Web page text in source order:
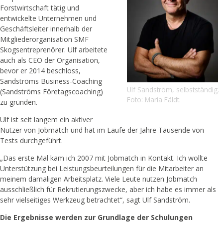
Ulf Sandström, selbstständig.
Foto: Maria Fäldt.
Forstwirtschaft tätig und
entwickelte Unternehmen und
Geschäftsleiter innerhalb der
Mitgliederorganisation SMF
Skogsentreprenörer. Ulf arbeitete
auch als CEO der Organisation,
bevor er 2014 beschloss,
Sandströms Business-Coaching
(Sandströms Företagscoaching)
zu gründen.
Ulf ist seit langem ein aktiver
Nutzer von Jobmatch und hat im Laufe der Jahre Tausende von
Tests durchgeführt.
„Das erste Mal kam ich 2007 mit Jobmatch in Kontakt. Ich wollte
Unterstützung bei Leistungsbeurteilungen für die Mitarbeiter an
meinem damaligen Arbeitsplatz. Viele Leute nutzen Jobmatch
ausschließlich für Rekrutierungszwecke, aber ich habe es immer als
sehr vielseitiges Werkzeug betrachtet“, sagt Ulf Sandström.
Die Ergebnisse werden zur Grundlage der Schulungen